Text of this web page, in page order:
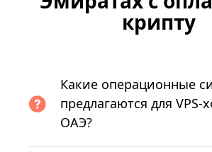
крипту
Какие операционные
предлагаются для VPS-
ОАЭ?